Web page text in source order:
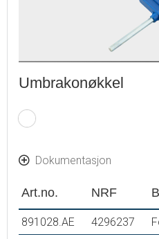
Umbrakonøkkel
Dokumentasjon
Art.no. NRF
891028.AE 4296237